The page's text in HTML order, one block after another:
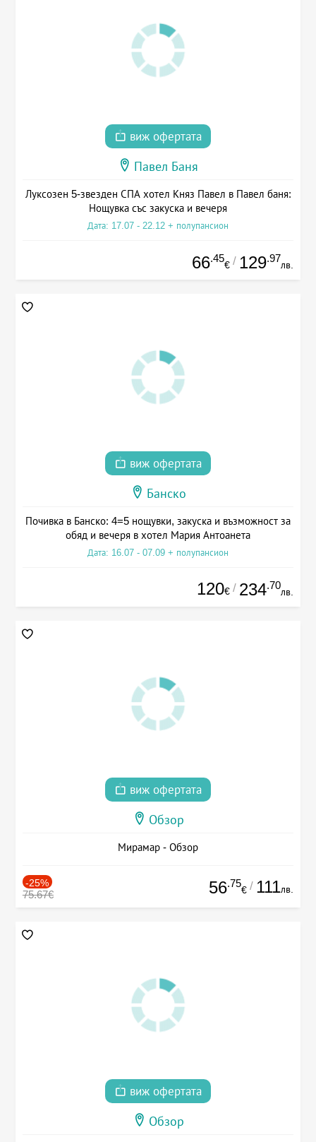
виж офертата
Павел Баня
Луксозен 5-звезден СПА хотел Княз Павел в Павел баня:
Нощувка със закуска и вечеря
Дата: 17.07 - 22.12 + полупансион
66.45
€ / 129.97
лв.
виж офертата
Банско
Почивка в Банско: 4=5 нощувки, закуска и възможност за
обяд и вечеря в хотел Мария Антоанета
Дата: 16.07 - 07.09 + полупансион
120€ / 234.70
лв.
виж офертата
Обзор
Мирамар - Обзор
-25%
75.67€ 56.75
€ / 111лв.
виж офертата
Обзор